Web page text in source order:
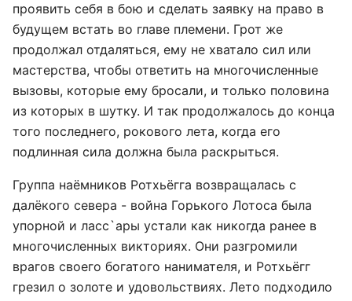
проявить себя в бою и сделать заявку на право в
будущем встать во главе племени. Грот же
продолжал отдаляться, ему не хватало сил или
мастерства, чтобы ответить на многочисленные
вызовы, которые ему бросали, и только половина
из которых в шутку. И так продолжалось до конца
того последнего, рокового лета, когда его
подлинная сила должна была раскрыться.
Группа наёмников Ротхьёгга возвращалась с
далёкого севера - война Горького Лотоса была
упорной и ласс`ары устали как никогда ранее в
многочисленных викториях. Они разгромили
врагов своего богатого нанимателя, и Ротхьёгг
грезил о золоте и удовольствиях. Лето подходило